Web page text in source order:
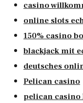
casino
online slots
150% casino
blackjack mit
deutsches
Pelican casino
pelican